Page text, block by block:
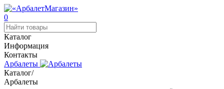
0
Каталог
Информация
Контакты
Арбалеты
Каталог/
Арбалеты